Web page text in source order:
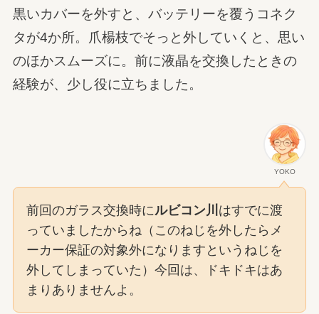
黒いカバーを外すと、バッテリーを覆うコネク
タが4か所。爪楊枝でそっと外していくと、思い
のほかスムーズに。前に液晶を交換したときの
経験が、少し役に立ちました。
YOKO
前回のガラス交換時にルビコン川 はすでに渡
っていましたからね（このねじを外したらメ
ーカー保証の対象外になりますというねじを
外してしまっていた）今回は、ドキドキはあ
まりありませんよ。